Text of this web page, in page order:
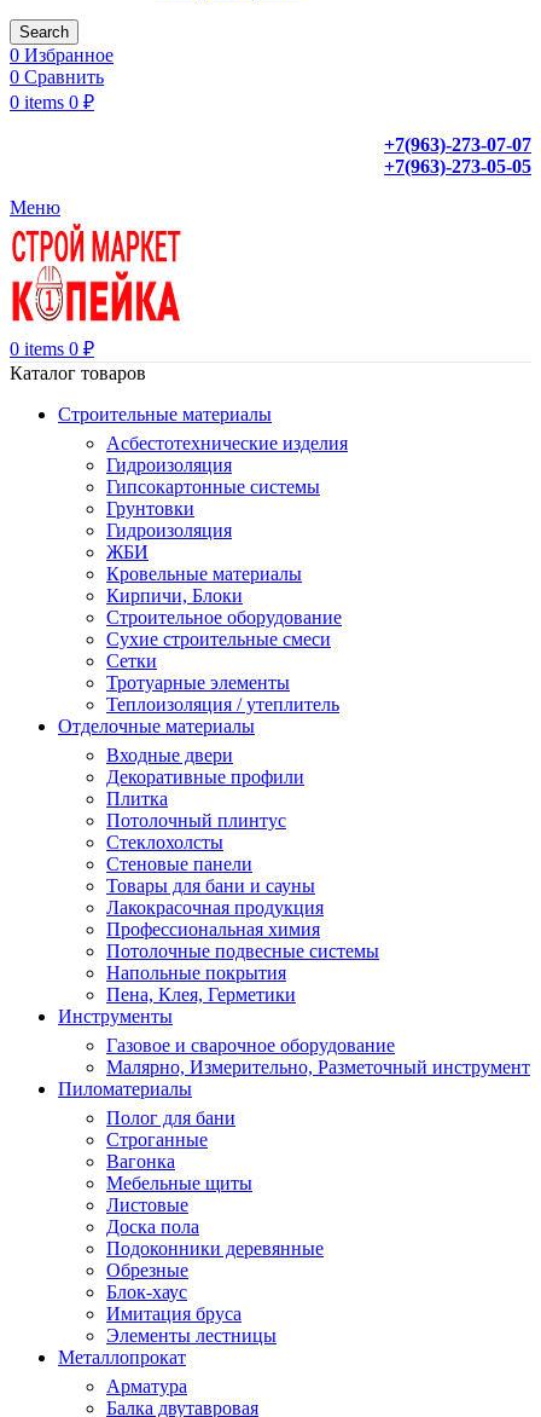
Search
0 Избранное
0 Сравнить
0 items 0 ₽
+7(963)-273-07-07
+7(963)-273-05-05
Меню
0 items 0 ₽
Каталог товаров
Строительные материалы
Асбестотехнические изделия
Гидроизоляция
Гипсокартонные системы
Грунтовки
Гидроизоляция
ЖБИ
Кровельные материалы
Кирпичи, Блоки
Строительное оборудование
Сухие строительные смеси
Сетки
Тротуарные элементы
Теплоизоляция / утеплитель
Отделочные материалы
Входные двери
Декоративные профили
Плитка
Потолочный плинтус
Стеклохолсты
Стеновые панели
Товары для бани и сауны
Лакокрасочная продукция
Профессиональная химия
Потолочные подвесные системы
Напольные покрытия
Пена, Клея, Герметики
Инструменты
Газовое и сварочное оборудование
Малярно, Измерительно, Разметочный инструмент
Пиломатериалы
Полог для бани
Строганные
Вагонка
Мебельные щиты
Листовые
Доска пола
Подоконники деревянные
Обрезные
Блок-хаус
Имитация бруса
Элементы лестницы
Металлопрокат
Арматура
Балка двутавровая